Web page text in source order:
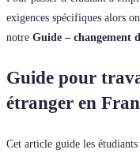
exigences spécifiques alors
notre Guide – changement
Guide pour
étranger en
Cet article guide les